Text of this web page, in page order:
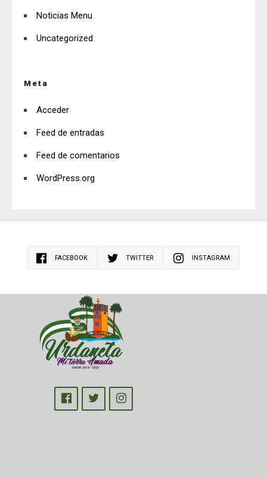
Noticias Menu
Uncategorized
Meta
Acceder
Feed de entradas
Feed de comentarios
WordPress.org
FACEBOOK TWITTER INSTAGRAM